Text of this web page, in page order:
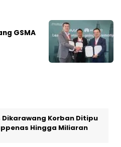
GSMA
Dikarawang Korban Ditipu
Hingga Miliaran